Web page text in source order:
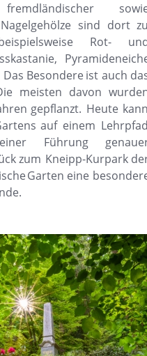
fremdländischer
Nagelgehölze sind dort
Rot-
Das Besondere ist auch
meisten davon
gepflanzt. Heute
auf einem
einer Führung
zum Kneipp-Kurpark
Garten eine